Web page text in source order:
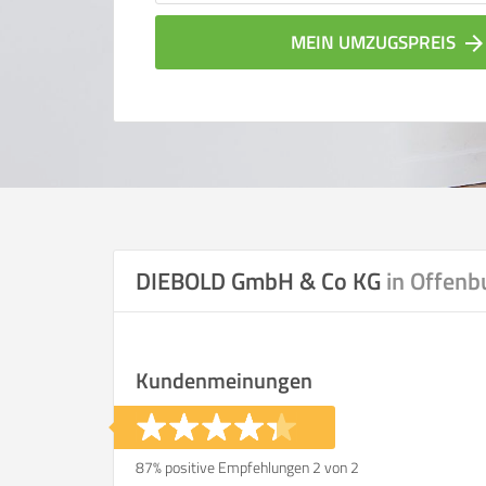
MEIN UMZUGSPREIS arrow_forward
Vergleichsergebnis
Ihre Angaben: am
DIEBOLD GmbH & Co KGin
Kundenmeinungen
87% positive Empfehlungen 2 von 2